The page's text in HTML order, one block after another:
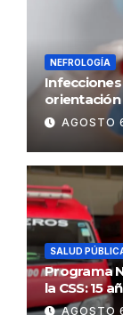
NEFROLOGÍA
orientación
AGOSTO
SALUD
Programa
la CSS: 15